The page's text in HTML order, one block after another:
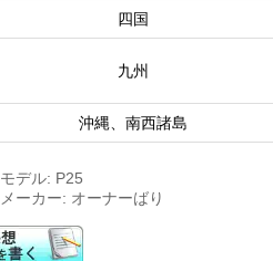
四国
九州
沖縄、南西諸島
モデル: P25
メーカー: オーナーばり